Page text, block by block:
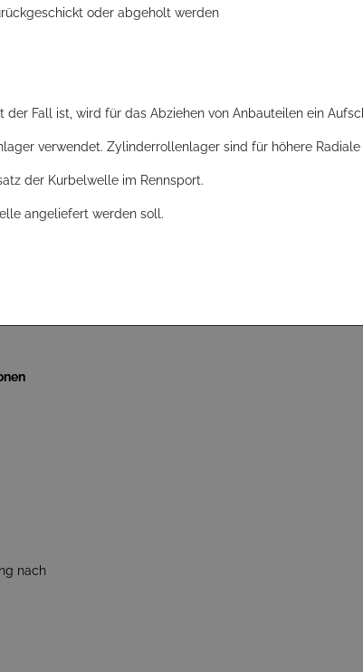
oder abgeholt werden
Fall ist, wird für das Abziehen von Anbauteilen ein
verwendet. Zylinderrollenlager sind für höhere
der Kurbelwelle im Rennsport.
angeliefert werden soll.
nach